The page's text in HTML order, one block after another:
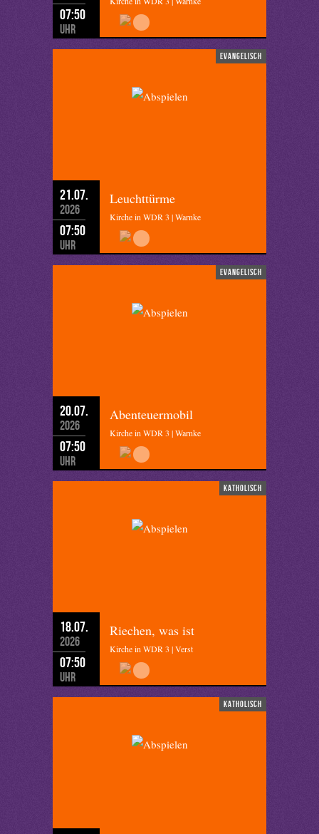
07:50
Uhr
evangelisch
21.07.
2026
07:50
Uhr
Leuchttürme
Kirche in WDR 3 | Warnke
evangelisch
20.07.
2026
07:50
Uhr
Abenteuermobil
Kirche in WDR 3 | Warnke
katholisch
18.07.
2026
07:50
Uhr
Riechen, was ist
Kirche in WDR 3 | Verst
katholisch